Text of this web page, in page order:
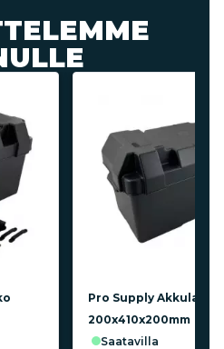
Pro Supply
200x410x200mm
saatavilla